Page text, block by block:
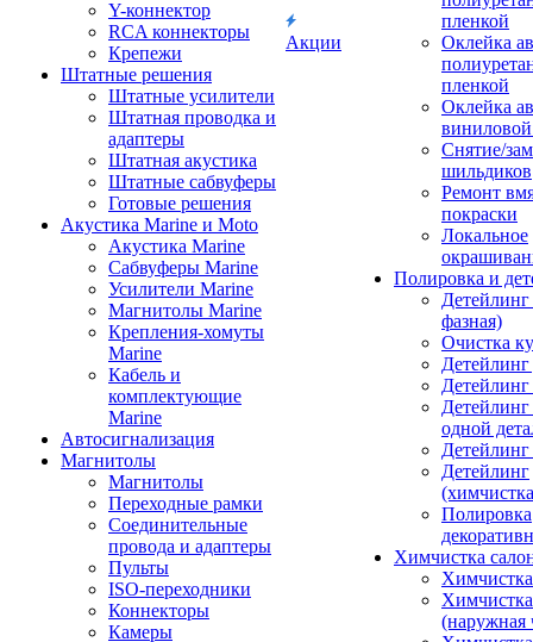
Y-коннектор
RCA коннекторы
Крепежи
Штатные решения
Штатные усилители
Штатная проводка и
адаптеры
Штатная акустика
Штатные сабвуферы
Готовые решения
Акустика Marine и Moto
Акустика Marine
Сабвуферы Marine
Усилители Marine
Магнитолы Marine
Крепления-хомуты
Marine
Кабель и
комплектующие
Marine
Автосигнализация
Магнитолы
Магнитолы
Переходные рамки
Соединительные
провода и адаптеры
Пульты
ISO-переходники
Коннекторы
Камеры
Акции
пленкой
Оклейка
пленкой
Оклейка
Снятие/
шильдиков
Ремонт
покраски
Локальное
Полировка и
фазная)
Очистка
Детейлинг
одной
Детейлинг
Полировка
Химчистка
(наружная